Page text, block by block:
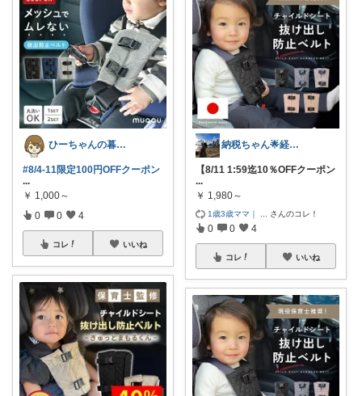
ひーちゃんの暮らしと服ROOM🌷
#8/4-11限定100円OFFクーポン
...
￥ 1,000～
0 0 4
コレ いいね
納税ちゃん🌟経由購入★
【8/11 1:59迄10％OFFクーポン
...
￥ 1,980～
1歳3歳ママ｜ さんのコレ！
0 0 4
コレ いいね